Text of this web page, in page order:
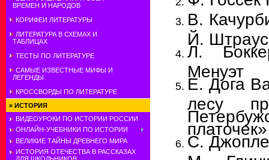
ВРЕМЕН И НАРОДОВ
КОРИФЕИ ЛИТЕРАТУРЫ
ЛИТЕРАТУРА В СХЕМАХ И
ТАБЛИЦАХ
ТЕСТЫ ПО ЛИТЕРАТУРЕ
САМЫЕ ИЗВЕСТНЫЕ МИФЫ И
ЛЕГЕНДЫ
КРОССВОРДЫ ПО ЛИТЕРАТУРЕ
» ИСТОРИЯ
ВИДЕОУРОКИ ПО ИСТОРИИ РОССИИ
ОНЛАЙН-УЧЕБНИКИ ПО ИСТОРИИ
ВЕЛИКИЕ ТАЙНЫ ДРЕВНЕГО МИРА
ИСТОРИЯ ОТЕЧЕСТВА В РАССКАЗАХ
В.
Й.
Л.
Менуэт
Е. Дога
лесу
платочек»
С.